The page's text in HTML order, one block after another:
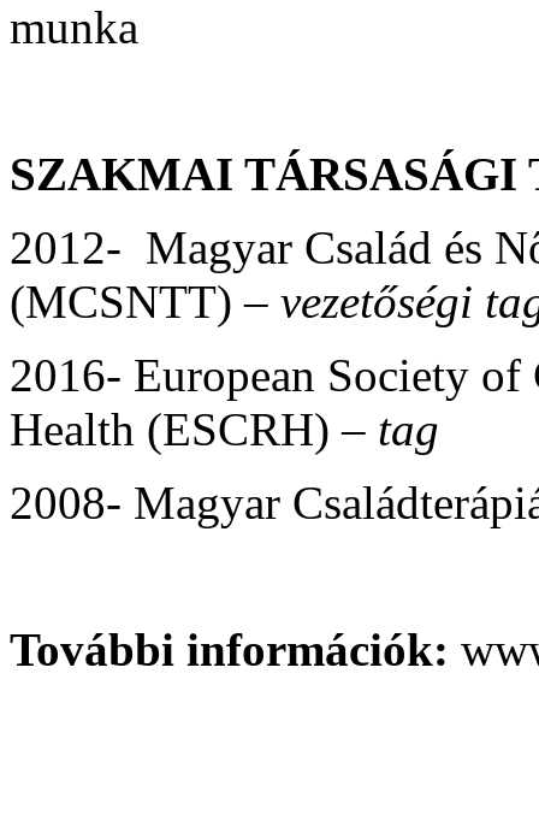
munka
SZAKMAI TÁRSASÁGI
2012- Magyar Család és
(MCSNTT) – vezetőségi
2016- European Society
Health (ESCRH) – tag
2008- Magyar
További információk: